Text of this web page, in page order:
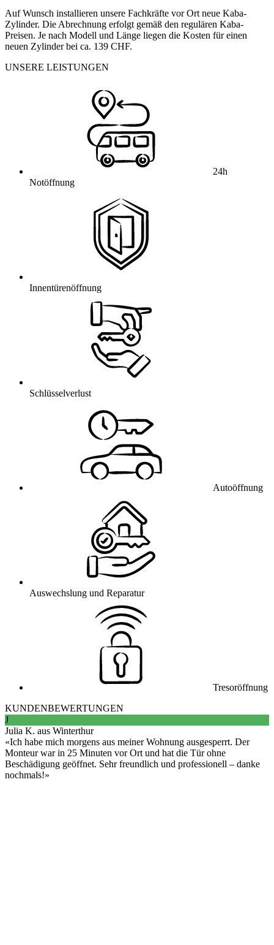
Auf Wunsch installieren unsere Fachkräfte vor Ort neue Kaba-
Zylinder. Die Abrechnung erfolgt gemäß den regulären Kaba-
Preisen. Je nach Modell und Länge liegen die Kosten für einen
neuen Zylinder bei ca. 139 CHF.
UNSERE LEISTUNGEN
24h
Notöffnung
Innentürenöffnung
Schlüsselverlust
Autoöffnung
Auswechslung und Reparatur
Tresoröffnung
KUNDENBEWERTUNGEN
J
Julia K. aus Winterthur
Ich habe mich morgens aus meiner Wohnung ausgesperrt. Der
Monteur war in 25 Minuten vor Ort und hat die Tür ohne
Beschädigung geöffnet. Sehr freundlich und professionell – danke
nochmals!